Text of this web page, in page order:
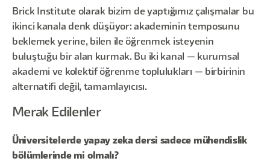
Brick Institute olarak bizim de yaptığımız çalışmalar bu
ikinci kanala denk düşüyor: akademinin temposunu
beklemek yerine, bilen ile öğrenmek isteyenin
buluştuğu bir alan kurmak. Bu iki kanal — kurumsal
akademi ve kolektif öğrenme toplulukları — birbirinin
alternatifi değil, tamamlayıcısı.
Merak Edilenler
Üniversitelerde yapay zeka dersi sadece mühendislik
bölümlerinde mi olmalı?